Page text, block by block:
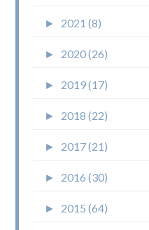
► 2021 (8)
► 2020 (26)
► 2019 (17)
► 2018 (22)
► 2017 (21)
► 2016 (30)
► 2015 (64)